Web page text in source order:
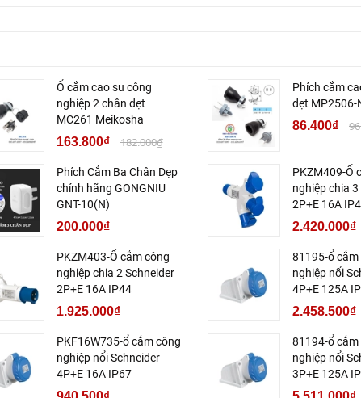
Ổ cắm cao su công
nghiệp 2 chân dẹt
MC261 Meikosha
163.800₫ 182.000₫
Phích cắm
dẹt MP2506-
86.400₫
Phích Cắm Ba Chân Dẹp
chính hãng GONGNIU
GNT-10(N)
200.000₫
PKZM409-Ổ
nghiệp chia
2P+E 16A
2.420.000₫
PKZM403-Ổ cắm công
nghiệp chia 2 Schneider
2P+E 16A IP44
1.925.000₫
81195-ổ cắm
nghiệp nổi
4P+E 125A
2.458.500₫
PKF16W735-ổ cắm công
nghiệp nổi Schneider
4P+E 16A IP67
81194-ổ cắm
nghiệp nổi
3P+E 125A